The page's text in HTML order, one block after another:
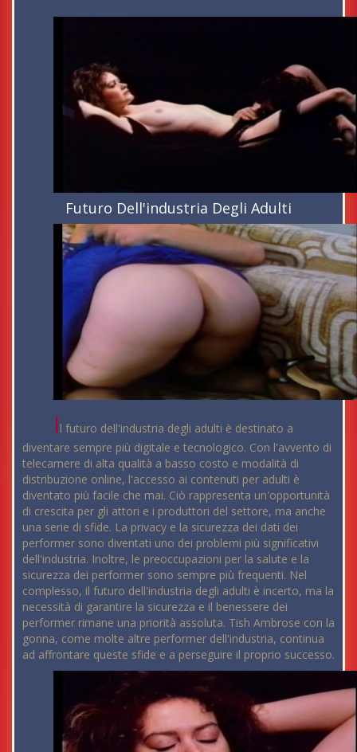
Futuro Dell'industria Degli Adulti
Il futuro dell'industria degli adulti è destinato a
diventare sempre più digitale e tecnologico. Con l'avvento di
telecamere di alta qualità a basso costo e modalità di
distribuzione online, l'accesso ai contenuti per adulti è
diventato più facile che mai. Ciò rappresenta un'opportunità
di crescita per gli attori e i produttori del settore, ma anche
una serie di sfide. La privacy e la sicurezza dei dati dei
performer sono diventati uno dei problemi più significativi
dell'industria. Inoltre, le preoccupazioni per la salute e la
sicurezza dei performer sono sempre più frequenti. Nel
complesso, il futuro dell'industria degli adulti è incerto, ma la
necessità di garantire la sicurezza e il benessere dei
performer rimane una priorità assoluta. Tish Ambrose con la
gonna, come molte altre performer dell'industria, continua
ad affrontare queste sfide e a perseguire il proprio successo.